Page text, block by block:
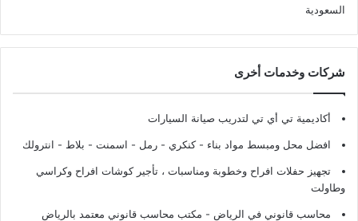
السعودية
شركات وخدمات أخرى
أكاديمية تي أي تي لتدريب صيانة السيارات
افضل محل ومبسط مواد بناء - كنكري - رمل - اسمنت - بلاط - انترولك
تجهيز حفلات افراح وخطوبة ومناسبات ، تأجير كوشات افراح وكراسي
وطاولت
محاسب قانوني في الرياض - مكتب محاسب قانوني معتمد بالرياض